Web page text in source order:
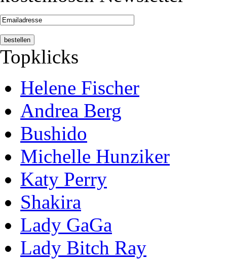
Topklicks
Helene Fischer
Andrea Berg
Bushido
Michelle Hunziker
Katy Perry
Shakira
Lady GaGa
Lady Bitch Ray